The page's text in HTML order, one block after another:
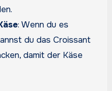
: Wenn du es
du das Croissant
damit der Käse